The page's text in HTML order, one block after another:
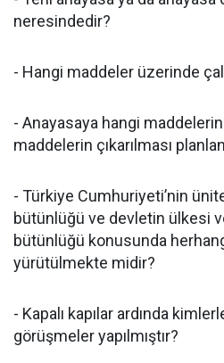
neresindedir?
- Hangi maddeler üzerinde
- Anayasaya hangi
maddelerin çıkarılması
- Türkiye Cumhuriyeti’nin
bütünlüğü ve devletin ülkesi
bütünlüğü konusunda
yürütülmekte midir?
- Kapalı kapılar ardında
görüşmeler yapılmıştır?